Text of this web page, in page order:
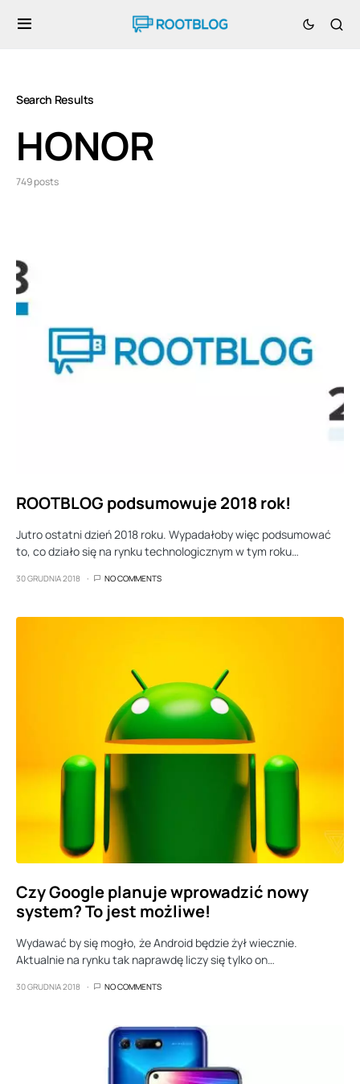
Search Results
HONOR
749 posts
ROOTBLOG podsumowuje 2018 rok!
Jutro ostatni dzień 2018 roku. Wypadałoby więc podsumować
to, co działo się na rynku technologicznym w tym roku…
30 GRUDNIA 2018 NO COMMENTS
Czy Google planuje wprowadzić nowy
system? To jest możliwe!
Wydawać by się mogło, że Android będzie żył wiecznie.
Aktualnie na rynku tak naprawdę liczy się tylko on…
30 GRUDNIA 2018 NO COMMENTS